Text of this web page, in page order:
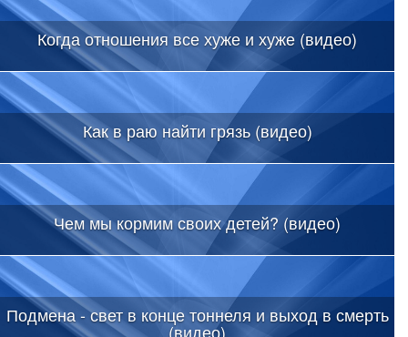
Когда отношения все хуже и хуже (видео)
Как в раю найти грязь (видео)
Чем мы кормим своих детей? (видео)
Подмена - свет в конце тоннеля и выход в смерть
(видео)